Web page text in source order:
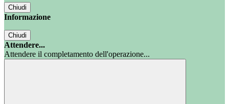
Chiudi
Informazione
Chiudi
Attendere...
Attendere il completamento dell'operazione...